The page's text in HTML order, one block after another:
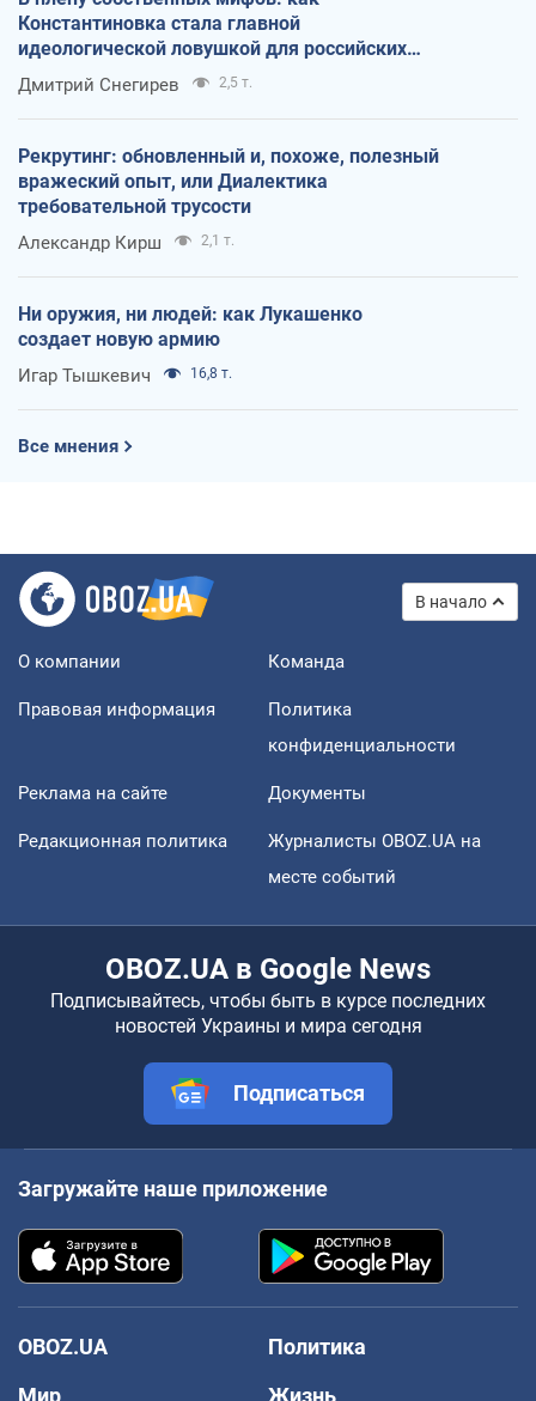
Константиновка стала главной
идеологической ловушкой для российских
оккупантов
Дмитрий Снегирев 2,5 т.
Рекрутинг: обновленный и, похоже, полезный
вражеский опыт, или Диалектика
требовательной трусости
Александр Кирш 2,1 т.
Ни оружия, ни людей: как Лукашенко
создает новую армию
Игар Тышкевич 16,8 т.
Все мнения
В начало
О компании Команда
Правовая информация
Политика
конфиденциальности
Реклама на сайте Документы
Редакционная политика
Журналисты OBOZ.UA на
месте событий
OBOZ.UA в Google News
Подписывайтесь, чтобы быть в курсе последних
новостей Украины и мира сегодня
Подписаться
Загружайте наше приложение
OBOZ.UA
Политика
Мир
Жизнь